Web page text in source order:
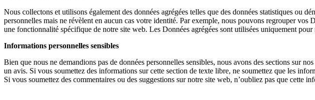
Nous collectons et utilisons également des données agrégées telles que des données statistiques ou
personnelles mais ne révèlent en aucun cas votre identité. Par exemple, nous pouvons regrouper
une fonctionnalité spécifique de notre site web. Les Données agrégées sont utilisées uniquement pour
Informations personnelles sensibles
Bien que nous ne demandions pas de données personnelles sensibles, nous avons des sections sur
un avis. Si vous soumettez des informations sur cette section de texte libre, ne soumettez que les
Si vous soumettez des commentaires ou des suggestions sur notre site web, n’oubliez pas que cette